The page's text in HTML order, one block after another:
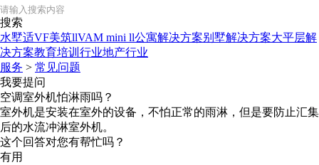
搜索
水墅适VF美筑llVAM mini ll公寓解决方案别墅解决方案大平层解
决方案教育培训行业地产行业
服务 > 常见问题
我要提问
空调室外机怕淋雨吗？
室外机是安装在室外的设备，不怕正常的雨淋，但是要防止汇集
后的水流冲淋室外机。
这个回答对您有帮忙吗？
有用